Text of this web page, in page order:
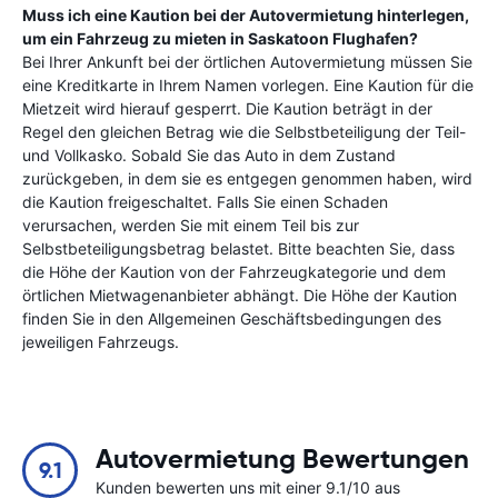
Muss ich eine Kaution bei der Autovermietung hinterlegen,
um ein Fahrzeug zu mieten in Saskatoon Flughafen?
Bei Ihrer Ankunft bei der örtlichen Autovermietung müssen Sie
eine Kreditkarte in Ihrem Namen vorlegen. Eine Kaution für die
Mietzeit wird hierauf gesperrt. Die Kaution beträgt in der
Regel den gleichen Betrag wie die Selbstbeteiligung der Teil-
und Vollkasko. Sobald Sie das Auto in dem Zustand
zurückgeben, in dem sie es entgegen genommen haben, wird
die Kaution freigeschaltet. Falls Sie einen Schaden
verursachen, werden Sie mit einem Teil bis zur
Selbstbeteiligungsbetrag belastet. Bitte beachten Sie, dass
die Höhe der Kaution von der Fahrzeugkategorie und dem
örtlichen Mietwagenanbieter abhängt. Die Höhe der Kaution
finden Sie in den Allgemeinen Geschäftsbedingungen des
jeweiligen Fahrzeugs.
9.1 Autovermietung Bewertungen
Kunden bewerten uns mit einer 9.1/10 aus